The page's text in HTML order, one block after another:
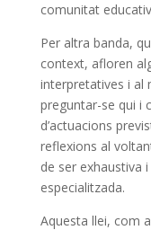
comunitat
Per altra banda,
context, afloren
interpretatives i al
preguntar-se qui i
d’actuacions
reflexions al
de ser exhaustiva
especialitzada.
Aquesta llei, com